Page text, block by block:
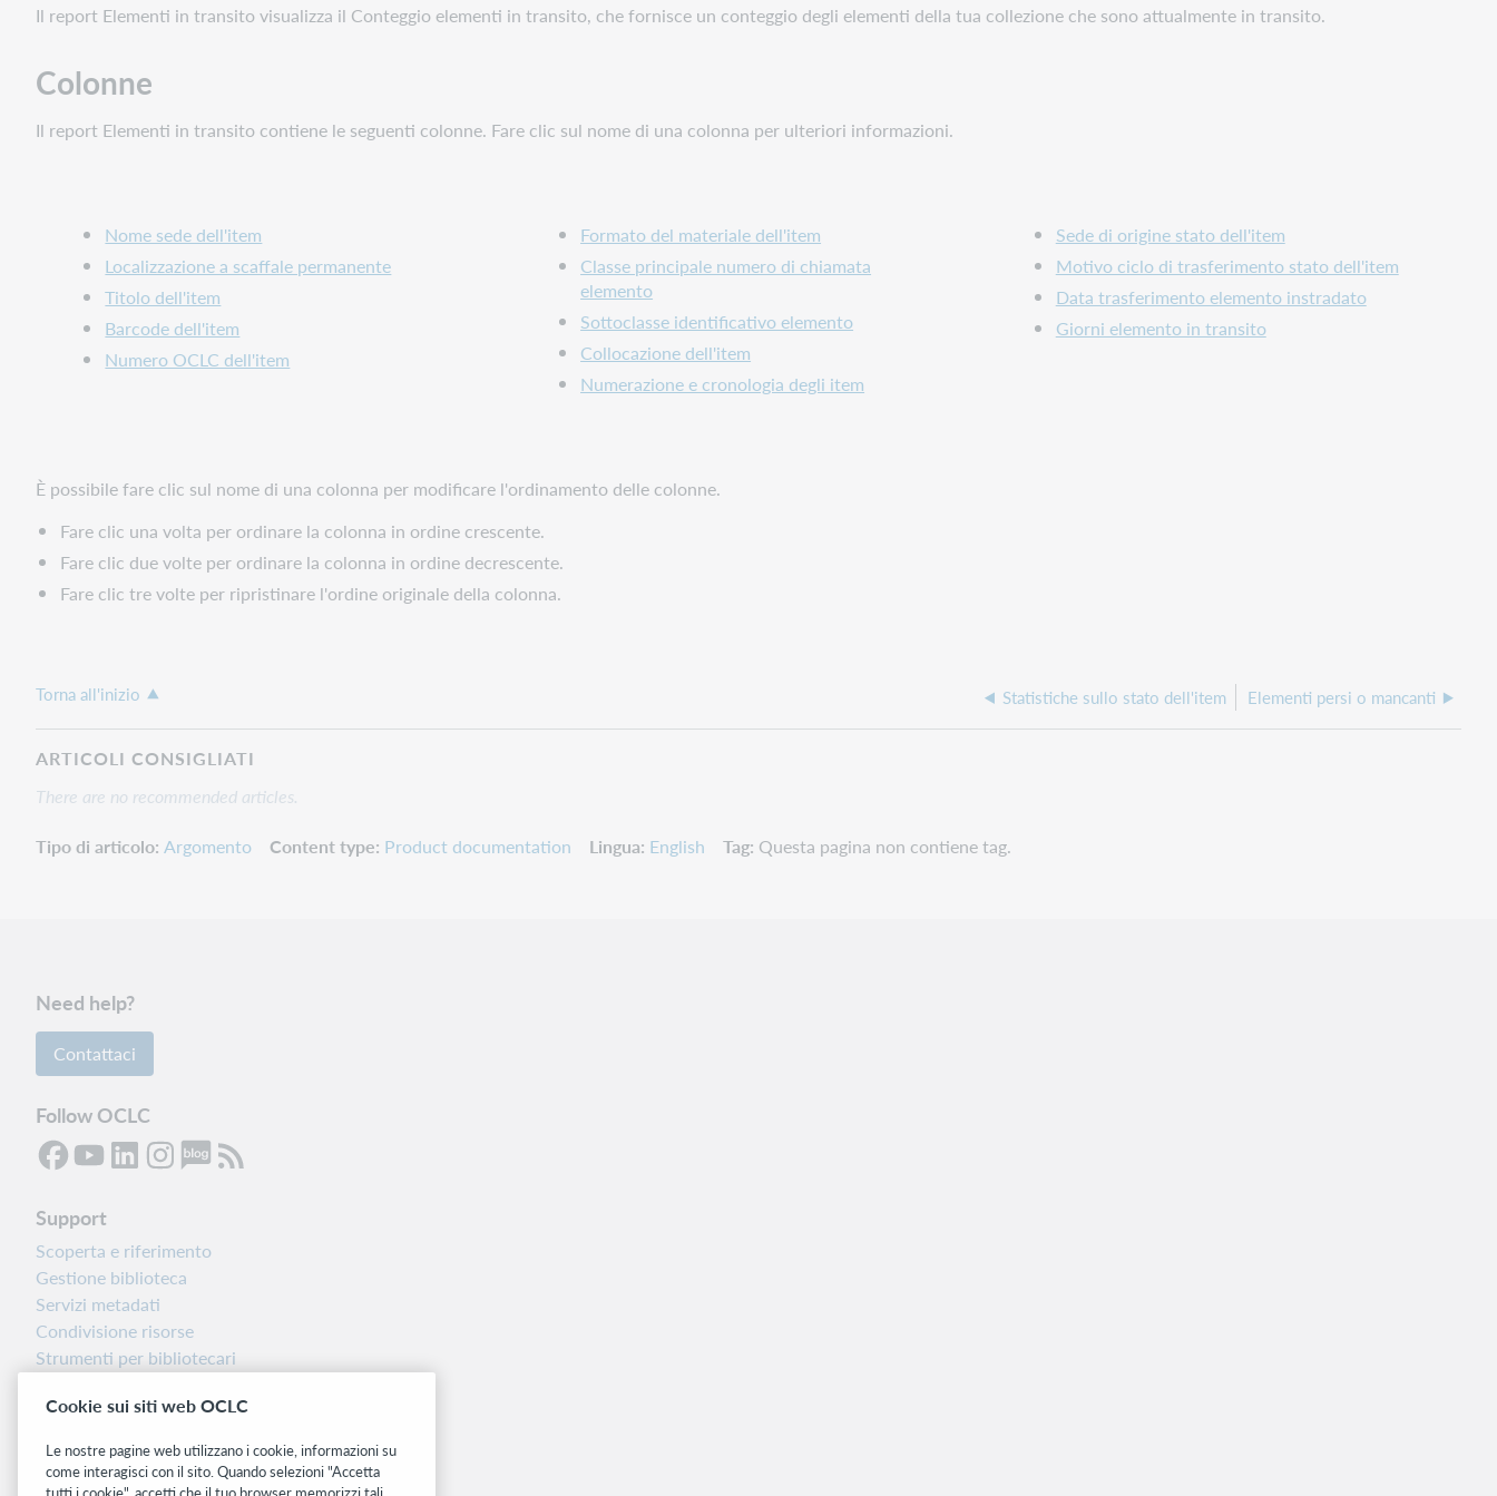
Il report Elementi in transito visualizza il Conteggio elementi in transito, che fornisce un conteggio degli elementi della tua collezione che sono attualmente in transito.
Colonne
Il report Elementi in transito contiene le seguenti colonne. Fare clic sul nome di una colonna per ulteriori informazioni.
Nome sede dell'item
Localizzazione a scaffale permanente
Titolo dell'item
Barcode dell'item
Numero OCLC dell'item
Formato del materiale dell'item
Classe principale numero di chiamata
elemento
Sottoclasse identificativo elemento
Collocazione dell'item
Numerazione e cronologia degli item
Sede di origine stato dell'item
Motivo ciclo di trasferimento stato dell'item
Data trasferimento elemento instradato
Giorni elemento in transito
È possibile fare clic sul nome di una colonna per modificare l'ordinamento delle colonne.
Fare clic una volta per ordinare la colonna in ordine crescente.
Fare clic due volte per ordinare la colonna in ordine decrescente.
Fare clic tre volte per ripristinare l'ordine originale della colonna.
Torna all'inizio Statistiche sullo stato dell'item Elementi persi o mancanti
ARTICOLI CONSIGLIATI
There are no recommended articles.
Tipo di articolo Argomento Content type Product documentation Lingua English Tag Questa pagina non contiene tag.
Need help?
Contattaci
Follow OCLC
Support
Scoperta e riferimento
Gestione biblioteca
Servizi metadati
Condivisione risorse
Strumenti per bibliotecari
Dashboard di stato del sistema
Siti correlati
Cookie sui siti web OCLC
Le nostre pagine web utilizzano i cookie, informazioni su
come interagisci con il sito. Quando selezioni "Accetta